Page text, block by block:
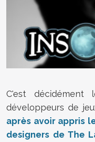
C'est
développeurs de
après avoir appris
designers de The